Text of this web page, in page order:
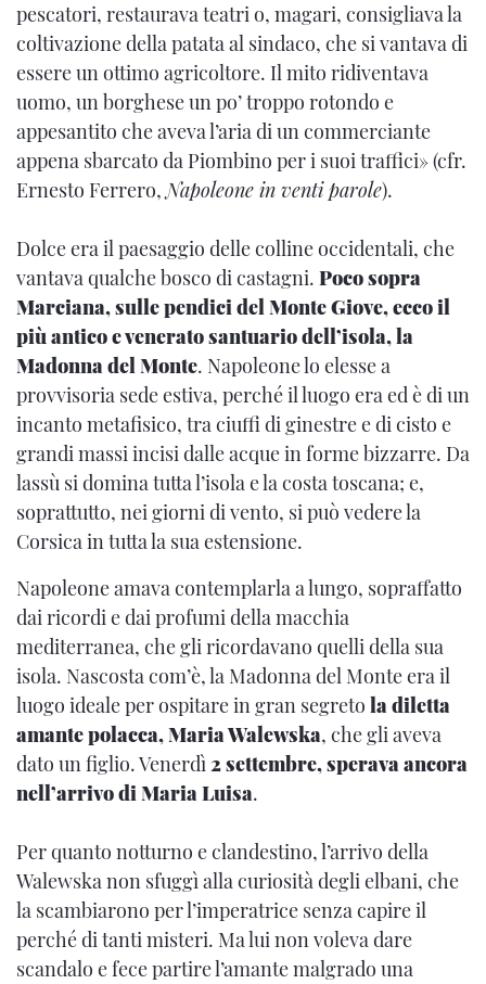
pescatori, restaurava teatri o, magari, consigliava la
coltivazione della patata al sindaco, che si vantava di
essere un ottimo agricoltore. Il mito ridiventava
uomo, un borghese un po’ troppo rotondo e
appesantito che aveva l’aria di un commerciante
appena sbarcato da Piombino per i suoi traffici» (cfr.
Ernesto Ferrero,Napoleone in venti parole).
Dolce era il paesaggio delle colline occidentali, che
vantava qualche bosco di castagni. Poco sopra
Marciana, sulle pendici del Monte Giove, ecco il
più antico e venerato santuario dell’isola, la
Madonna del Monte. Napoleone lo elesse a
provvisoria sede estiva, perché il luogo era ed è di un
incanto metafisico, tra ciuffi di ginestre e di cisto e
grandi massi incisi dalle acque in forme bizzarre. Da
lassù si domina tutta l’isola e la costa toscana; e,
soprattutto, nei giorni di vento, si può vedere la
Corsica in tutta la sua estensione.
Napoleone amava contemplarla a lungo, sopraffatto
dai ricordi e dai profumi della macchia
mediterranea, che gli ricordavano quelli della sua
isola. Nascosta com’è, la Madonna del Monte era il
luogo ideale per ospitare in gran segreto la diletta
amante polacca, Maria Walewska, che gli aveva
dato un figlio. Venerdì2 settembre, sperava ancora
nell’arrivo di Maria Luisa.
Per quanto notturno e clandestino, l’arrivo della
Walewska non sfuggì alla curiosità degli elbani, che
la scambiarono per l’imperatrice senza capire il
perché di tanti misteri. Ma lui non voleva dare
scandalo e fece partire l’amante malgrado una